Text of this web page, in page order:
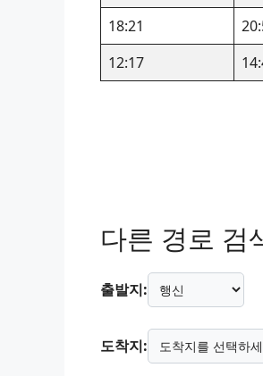
18:21
12:17
다른 경로 검
출발지:
도착지: